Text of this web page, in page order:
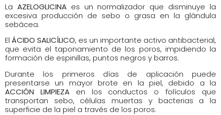
La AZELOGLICINAes un normalizador que disminuye la
excesiva producción de sebo o grasa en la glándula
sebácea.
El ÁCIDO SALICÍLICO, es un importante activo antibacterial,
que evita el taponamiento de los poros, impidiendo la
formación de espinillas, puntos negros y barros.
Durante los primeros días de aplicación puede
presentarse un mayor brote en la piel, debido a la
ACCIÓN LIMPIEZAen los conductos o folículos que
transportan sebo, células muertas y bacterias a la
superficie de la piel a través de los poros.